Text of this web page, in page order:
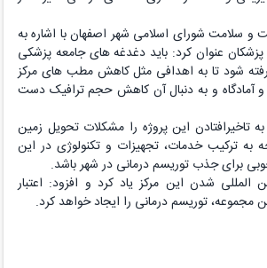
سلامت شورای اسلامی شهر اصفهان با اشاره به
پزشکان عنوان کرد: باید دغدغه های جامعه پزشکی
شود تا به اهدافی مثل کاهش مطب های مرکز
آمادگاه و به دنبال آن کاهش حجم ترافیک دست
تاخیرافتادن این پروژه را مشکلات تحویل زمین
به ترکیب خدمات، تجهیزات و تکنولوژی در این
برای جذب توریسم درمانی در شهر باشد.
المللی شدن این مرکز یاد کرد و افزود: اعتبار
مجموعه، توریسم درمانی را ایجاد خواهد کرد.